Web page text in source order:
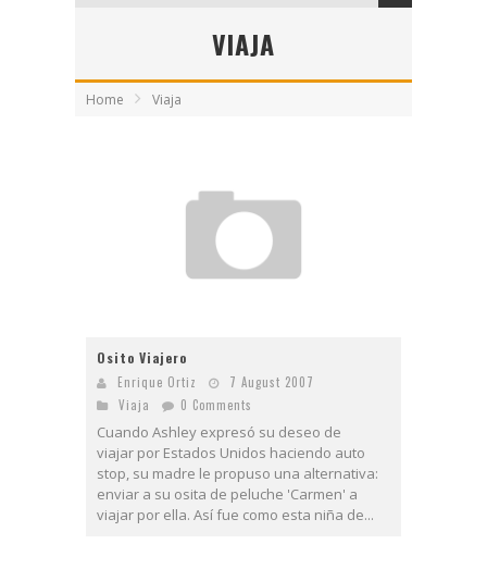
VIAJA
Home Viaja
Osito Viajero
Enrique Ortiz
7 August 2007
Viaja
0 Comments
Cuando Ashley expresó su deseo de
viajar por Estados Unidos haciendo auto
stop, su madre le propuso una alternativa:
enviar a su osita de peluche 'Carmen' a
viajar por ella. Así fue como esta niña de...